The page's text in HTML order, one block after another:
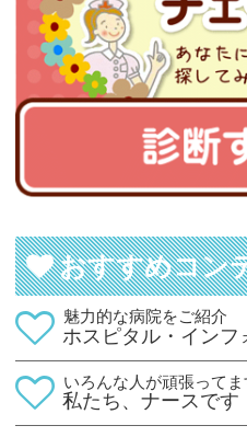
おすすめコン
魅力的な病院をご紹介
ホスピタル・インフ
いろんな人が頑張ってま
私たち、ナースです